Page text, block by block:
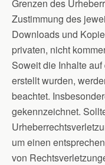
Grenzen des
Zustimmung des
Downloads und
privaten, nicht
Soweit die Inhalte
erstellt wurden,
beachtet.
gekennzeichnet.
um einen
von